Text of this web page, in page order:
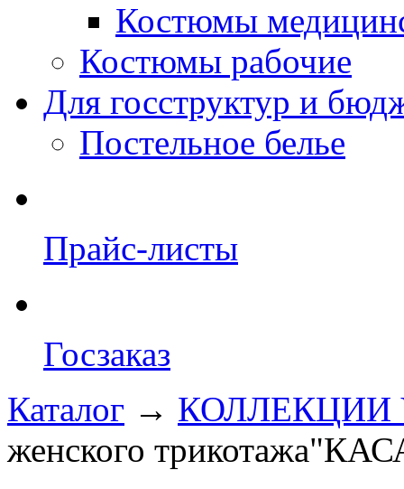
Костюмы
Костюмы рабочие
Для госструктур и
Постельное белье
Прайс-листы
Госзаказ
Каталог → КОЛЛЕКЦИИ
женского